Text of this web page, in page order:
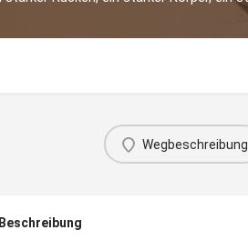
Wegbeschreibung
Beschreibung